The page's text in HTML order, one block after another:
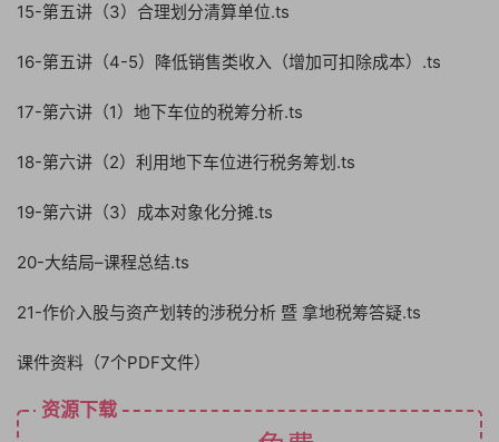
15-第五讲（3）合理划分清算单位.ts
16-第五讲（4-5）降低销售类收入（增加可扣除成本）.ts
17-第六讲（1）地下车位的税筹分析.ts
18-第六讲（2）利用地下车位进行税务筹划.ts
19-第六讲（3）成本对象化分摊.ts
20-大结局–课程总结.ts
21-作价入股与资产划转的涉税分析 暨 拿地税筹答疑.ts
课件资料（7个PDF文件）
资源下载